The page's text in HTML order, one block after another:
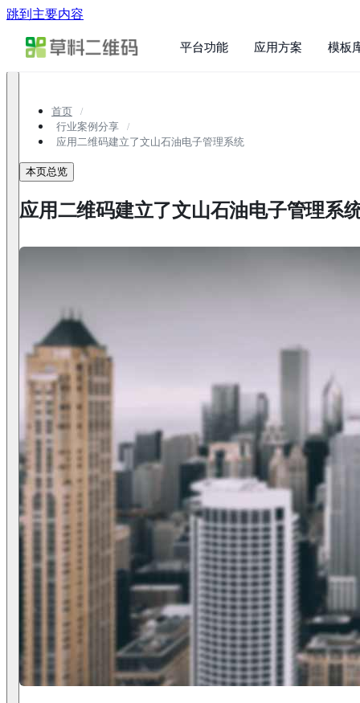
跳到主要内容
平台功能 应用方案 模板
首页
行业案例分享
应用二维码建立了文山石油电子管理系统
本页总览
应用二维码建立了文山石油电子管理系